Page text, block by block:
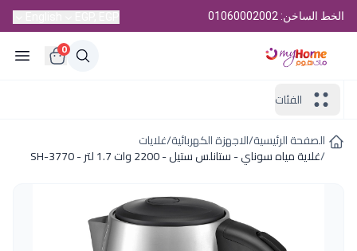
الخط الساخن: 01060002002
0
الفئات
الصفحة الرئيسية/الاجهزة الكهربائية/غلايات
/غلاية مياه سوناي - ستانلس ستيل - 2200 وات 1.7 لتر - SH-3770